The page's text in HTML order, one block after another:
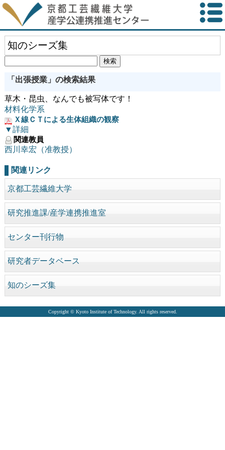
知のシーズ集
「出張授業」の検索結果
草木・昆虫、なんでも被写体です！
材料化学系
Ｘ線ＣＴによる生体組織の観察
▼詳細
関連教員
西川幸宏（准教授）
関連リンク
京都工芸繊維大学
研究推進課/産学連携推進室
センター刊行物
研究者データベース
知のシーズ集
Copyright © Kyoto Institute of Technology. All rights reserved.